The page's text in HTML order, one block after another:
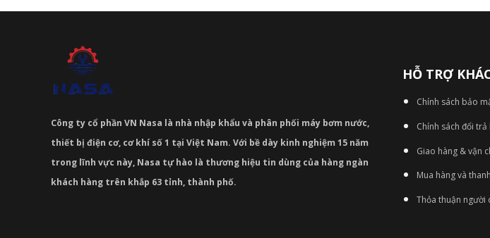
Công ty cổ phần VN Nasa là nhà nhập khẩu và phân phối máy bơm nước,
thiết bị điện cơ, cơ khí số 1 tại Việt Nam. Với bề dày kinh nghiệm 15 năm
trong lĩnh vực này, Nasa tự hào là thương hiệu tin dùng của hàng ngàn
khách hàng trên khắp 63 tỉnh, thành phố.
HỖ TRỢ
Chính sách bảo
Chính sách đổi trả
Giao hàng & vận
Mua hàng và
Thỏa thuận người